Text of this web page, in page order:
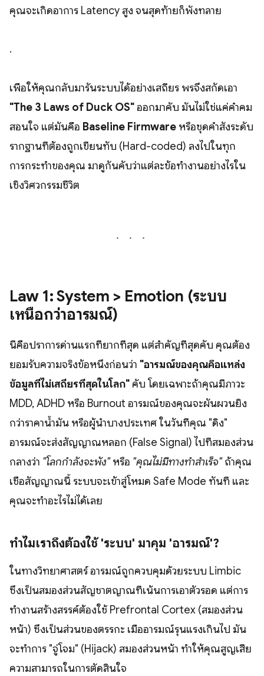
คุณจะเกิดอาการ Latency สูง จนสุดท้ายก็พังทลาย
.
เพื่อให้คุณกลับมารันระบบได้อย่างเสถียร พรจึงสกัดเอา
"The 3 Laws of Duck OS"ออกมาคับ มันไม่ใช่แค่คำคม
สอนใจ แต่มันคือ Baseline Firmware หรือชุดคำสั่งระดับ
รากฐานที่ต้องถูกเขียนทับ (Hard-coded) ลงไปในทุก
การกระทำของคุณ มาดูกันคับว่าแต่ละข้อทำงานอย่างไรใน
เชิงวิศวกรรมชีวิต
Law 1: System > Emotion (ระบบ
เหนือกว่าอารมณ์)
นี่คือปราการด่านแรกที่ยากที่สุด แต่สำคัญที่สุดคับ คุณต้อง
ยอมรับความจริงข้อหนึ่งก่อนว่า "อารมณ์ของคุณคือแหล่ง
ข้อมูลที่ไม่เสถียรที่สุดในโลก" คับ โดยเฉพาะถ้าคุณมีภาวะ
MDD, ADHD หรือ Burnout อารมณ์ของคุณจะผันผวนยิ่ง
กว่าราคาน้ำมัน หรือผู้นำบางประเทศ ในวันที่คุณ "ดิ่ง"
อารมณ์จะส่งสัญญาณหลอก (False Signal) ไปที่สมองส่วน
กลางว่า "โลกกำลังจะพัง"หรือ "คุณไม่มีทางทำสำเร็จ"ถ้าคุณ
เชื่อสัญญาณนี้ ระบบจะเข้าสู่โหมด Safe Mode ทันที และ
คุณจะทำอะไรไม่ได้เลย
ทำไมเราถึงต้องใช้ 'ระบบ' มาคุม 'อารมณ์'?
ในทางวิทยาศาสตร์ อารมณ์ถูกควบคุมด้วยระบบ Limbic
ซึ่งเป็นสมองส่วนสัญชาตญาณที่เน้นการเอาตัวรอด แต่การ
ทำงานสร้างสรรค์ต้องใช้ Prefrontal Cortex (สมองส่วน
หน้า) ซึ่งเป็นส่วนของตรรกะ เมื่ออารมณ์รุนแรงเกินไป มัน
จะทำการ "จู่โจม" (Hijack) สมองส่วนหน้า ทำให้คุณสูญเสีย
ความสามารถในการตัดสินใจ